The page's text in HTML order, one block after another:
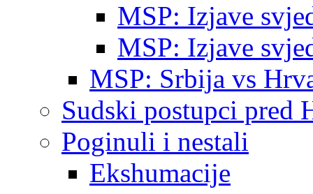
MSP: Izjave
MSP: Izjave
MSP: Srbija vs
Sudski postupci pred
Poginuli i nestali
Ekshumacije